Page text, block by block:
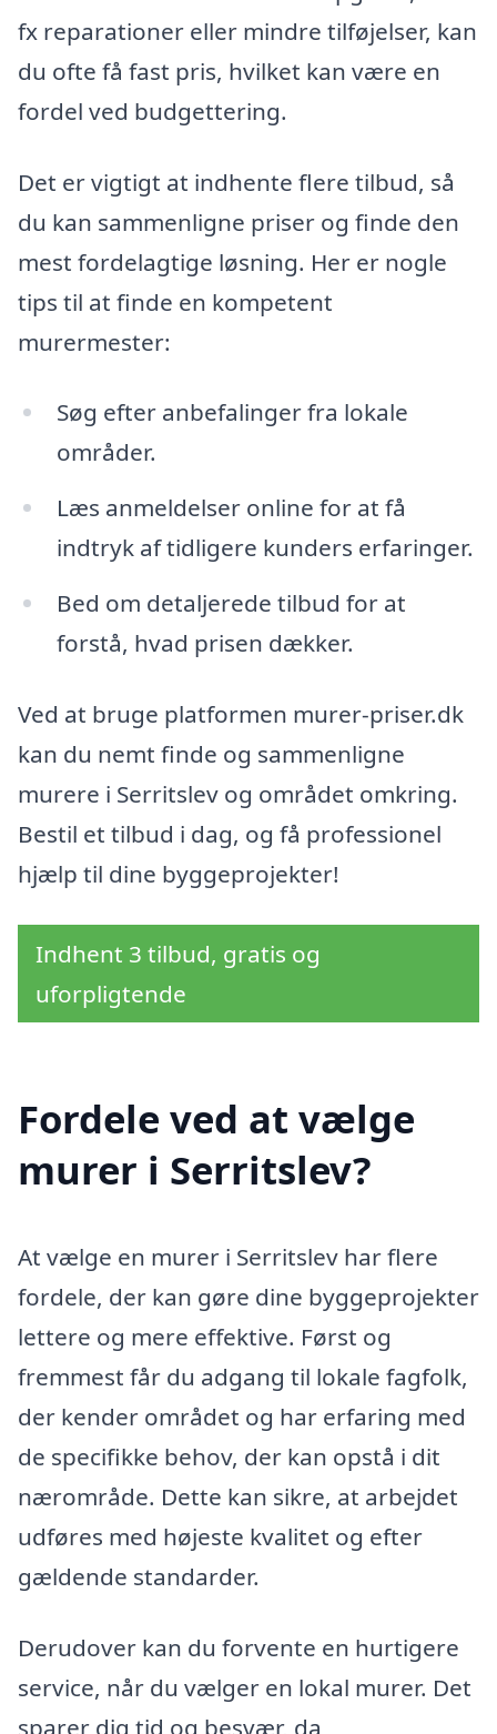
fx reparationer eller mindre tilføjelser, kan
du ofte få fast pris, hvilket kan være en
fordel ved budgettering.
Det er vigtigt at indhente flere tilbud, så
du kan sammenligne priser og finde den
mest fordelagtige løsning. Her er nogle
tips til at finde en kompetent
murermester:
Søg efter anbefalinger fra lokale
områder.
Læs anmeldelser online for at få
indtryk af tidligere kunders erfaringer.
Bed om detaljerede tilbud for at
forstå, hvad prisen dækker.
Ved at bruge platformen murer-priser.dk
kan du nemt finde og sammenligne
murere i Serritslev og området omkring.
Bestil et tilbud i dag, og få professionel
hjælp til dine byggeprojekter!
Indhent 3 tilbud, gratis og
uforpligtende
Fordele ved at vælge
murer i Serritslev?
At vælge en murer i Serritslev har flere
fordele, der kan gøre dine byggeprojekter
lettere og mere effektive. Først og
fremmest får du adgang til lokale fagfolk,
der kender området og har erfaring med
de specifikke behov, der kan opstå i dit
nærområde. Dette kan sikre, at arbejdet
udføres med højeste kvalitet og efter
gældende standarder.
Derudover kan du forvente en hurtigere
service, når du vælger en lokal murer. Det
sparer dig tid og besvær, da